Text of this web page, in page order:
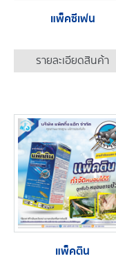
แพ็คซีเฟน
รายละเอียดสินค้า
แพ็คติน